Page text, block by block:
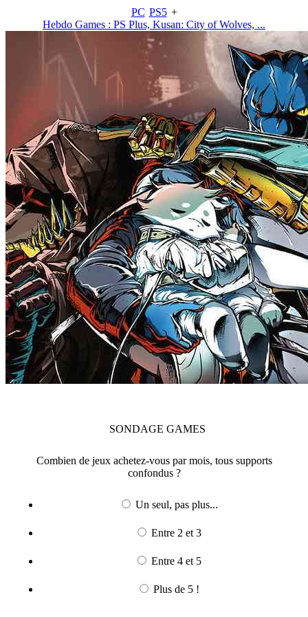
PC PS5 +
Hebdo Games : PS Plus, Kusan: City of Wolves, ...
SONDAGE GAMES
Combien de jeux achetez-vous par mois, tous supports
confondus ?
Un seul, pas plus...
Entre 2 et 3
Entre 4 et 5
Plus de 5 !